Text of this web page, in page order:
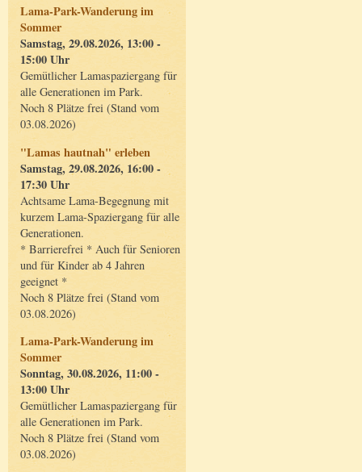
Lama-Park-Wanderung im
Sommer
Samstag, 29.08.2026, 13:00 -
15:00 Uhr
Gemütlicher Lamaspaziergang für
alle Generationen im Park.
Noch 8 Plätze frei (Stand vom
03.08.2026)
"Lamas hautnah" erleben
Samstag, 29.08.2026, 16:00 -
17:30 Uhr
Achtsame Lama-Begegnung mit
kurzem Lama-Spaziergang für alle
Generationen.
* Barrierefrei * Auch für Senioren
und für Kinder ab 4 Jahren
geeignet *
Noch 8 Plätze frei (Stand vom
03.08.2026)
Lama-Park-Wanderung im
Sommer
Sonntag, 30.08.2026, 11:00 -
13:00 Uhr
Gemütlicher Lamaspaziergang für
alle Generationen im Park.
Noch 8 Plätze frei (Stand vom
03.08.2026)